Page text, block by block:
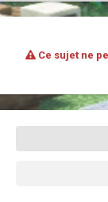
Ce sujet ne